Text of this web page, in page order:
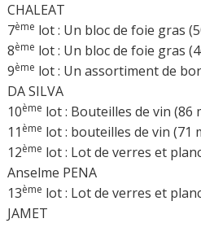
CHALEAT
7ème lot : Un bloc de foie gras
8ème lot : Un bloc de foie gras
9ème lot : Un assortiment de
DA SILVA
10ème lot : Bouteilles de vin (86
11 ème lot : bouteilles de vin (71
12ème lot : Lot de verres et
Anselme PENA
13ème lot : Lot de verres et
JAMET